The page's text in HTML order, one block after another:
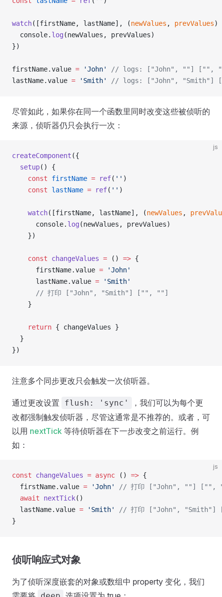
watch([firstName, lastName], (newValues , prevValues)
  console.
log (newValues, prevValues)
})
firstName.value = 'John'
// logs: ["John", ""] ["",
lastName.value = 'Smith' // logs: ["John", "Smith"]
尽管如此，如果你在同一个函数里同时改变这些被侦听的
来源，侦听器仍只会执行一次：
js
createComponent ({
  setup
() {
    const
firstName = ref( '' )
    const
lastName = ref( '' )
    watch
([firstName, lastName], (newValues ,
      console.
log (newValues, prevValues)
    })
    const
changeValues = () => {
      firstName.value
= 'John'
      lastName.value
= 'Smith'
      // 打印 ["John", "Smith"] ["", ""]
    }
    return
{ changeValues }
  }
})
注意多个同步更改只会触发一次侦听器。
通过更改设置 flush: 'sync'
，我们可以为每个更
改都强制触发侦听器，尽管这通常是不推荐的。或者，可
以用 nextTick 等待侦听器在下一步改变之前运行。例
如：
js
const changeValues = async () => {
  firstName.value
= 'John'
// 打印 ["John", ""] ["",
  await
nextTick()
  lastName.value
= 'Smith'
// 打印 ["John", "Smith"]
}
侦听响应式对象
为了侦听深度嵌套的对象或数组中 property 变化，我们